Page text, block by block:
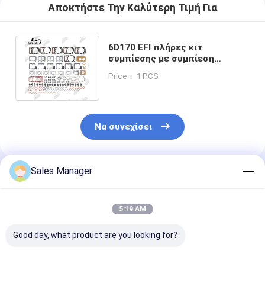
Αποκτήστε Την Καλύτερη Τιμή Για
6D170 EFI πλήρες κιτ
συμπίεσης με συμπίεση
ντίζελ Komatsu
Price： 1 PCS
Να συνεχίσει
Συνιστώμενα Προϊόντα
Sales Manager
5:19 AM
Good day, what product are you looking for?